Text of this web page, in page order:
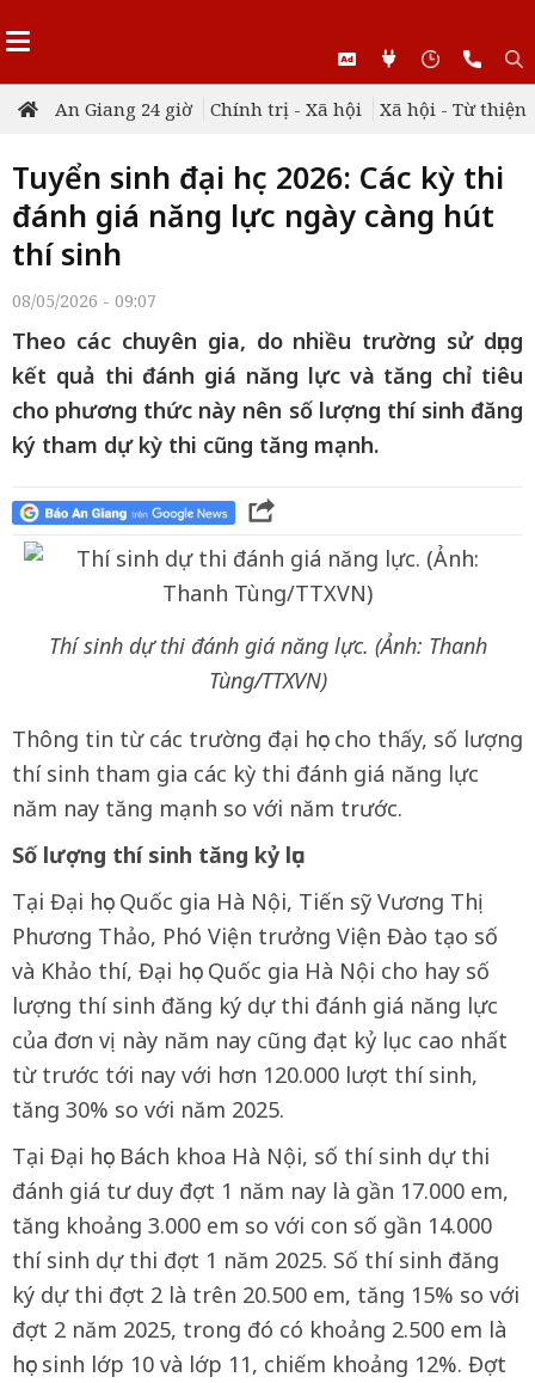
An Giang 24 giờ Chính trị - Xã hội Xã hội - Từ thiện
Tuyển sinh đại học 2026: Các kỳ thi
đánh giá năng lực ngày càng hút
thí sinh
08/05/2026 - 09:07
Theo các chuyên gia, do nhiều trường sử dụng
kết quả thi đánh giá năng lực và tăng chỉ tiêu
cho phương thức này nên số lượng thí sinh đăng
ký tham dự kỳ thi cũng tăng mạnh.
Thí sinh dự thi đánh giá năng lực. (Ảnh: Thanh
Tùng/TTXVN)
Thông tin từ các trường đại học cho thấy, số lượng
thí sinh tham gia các kỳ thi đánh giá năng lực
năm nay tăng mạnh so với năm trước.
Số lượng thí sinh tăng kỷ lục
Tại Đại học Quốc gia Hà Nội, Tiến sỹ Vương Thị
Phương Thảo, Phó Viện trưởng Viện Đào tạo số
và Khảo thí, Đại học Quốc gia Hà Nội cho hay số
lượng thí sinh đăng ký dự thi đánh giá năng lực
của đơn vị này năm nay cũng đạt kỷ lục cao nhất
từ trước tới nay với hơn 120.000 lượt thí sinh,
tăng 30% so với năm 2025.
Tại Đại học Bách khoa Hà Nội, số thí sinh dự thi
đánh giá tư duy đợt 1 năm nay là gần 17.000 em,
tăng khoảng 3.000 em so với con số gần 14.000
thí sinh dự thi đợt 1 năm 2025. Số thí sinh đăng
ký dự thi đợt 2 là trên 20.500 em, tăng 15% so với
đợt 2 năm 2025, trong đó có khoảng 2.500 em là
học sinh lớp 10 và lớp 11, chiếm khoảng 12%. Đợt